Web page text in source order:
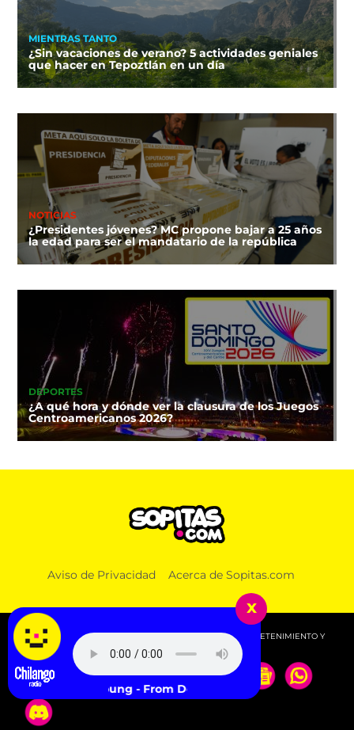
MIENTRAS TANTO
¿Sin vacaciones de verano? 5 actividades geniales
que hacer en Tepoztlán en un día
NOTICIAS
¿Presidentes jóvenes? MC propone bajar a 25 años
la edad para ser el mandatario de la república
DEPORTES
¿A qué hora y dónde ver la clausura de los Juegos
Centroamericanos 2026?
Aviso de Privacidad Acerca de Sopitas.com
© 2026 SOPITAS.COM - MÚSICA, NOTICIAS, DEPORTES, ENTRETENIMIENTO Y
MÁS!.
x
Lola Young - From Down Here